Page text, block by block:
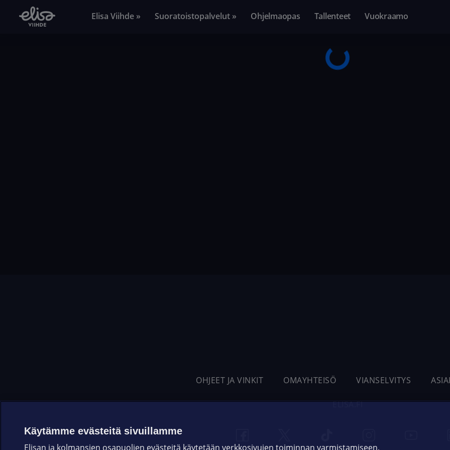
Elisa Viihde » Suoratoistopalvelut » Ohjelmaopas Tallenteet Vuokraamo
OHJEET JA VINKIT OMAYHTEISÖ VIANSELVITYS
ELISA.FI
Käytämme evästeitä sivuillamme
Elisan ja kolmansien osapuolien evästeitä käytetään verkkosivujen toiminnan varmistamiseen,